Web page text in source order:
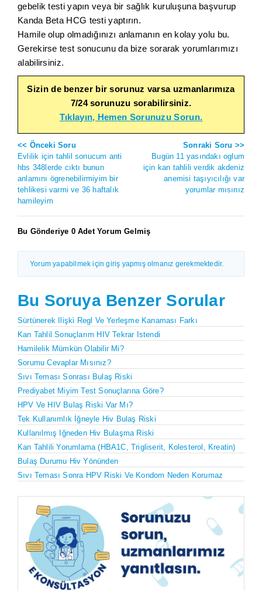
gebelik testi yapın veya bir sağlık kuruluşuna başvurup
Kanda Beta HCG testi yaptırın.
Hamile olup olmadığınızı anlamanın en kolay yolu bu.
Gerekirse test sonucunu da bize sorarak yorumlarımızı
alabilirsiniz.
Sizin de benzer bir sorunuz varsa uzmanlarımıza
7/24 sorunuzu sorabilirsiniz.
Tıklayın, Hemen Sorunuzu Sorun.
<< Önceki Soru
Evlilik için tahlil sonucum anti
hbs 348lerde cıktı bunun
anlamını ögrenebilirmiyim bir
tehlikesi varmi ve 36 haftalık
hamileyim
Sonraki Soru >>
Bugün 11 yasındakı oglum
için kan tahlili verdik akdeniz
anemisi taşıyıcılığı var
yorumlar mısınız
Bu Gönderiye 0 Adet Yorum Gelmiş
Yorum yapabilmek için giriş yapmış olmanız gerekmektedir.
Bu Soruya Benzer Sorular
Sürtünerek Ilişki Regl Ve Yerleşme Kanaması Farkı
Kan Tahlil Sonuçlarım HIV Tekrar Istendi
Hamilelik Mümkün Olabilir Mi?
Sorumu Cevaplar Mısınız?
Sıvı Teması Sonrası Bulaş Riski
Prediyabet Miyim Test Sonuçlarına Göre?
HPV Ve HIV Bulaş Riski Var Mı?
Tek Kullanımlık İğneyle Hiv Bulaş Riski
Kullanılmış Iğneden Hiv Bulaşma Riski
Kan Tahlili Yorumlama (HBA1C, Trigliserit, Kolesterol, Kreatin)
Bulaş Durumu Hiv Yönünden
Sıvı Teması Sonra HPV Riski Ve Kondom Neden Korumaz